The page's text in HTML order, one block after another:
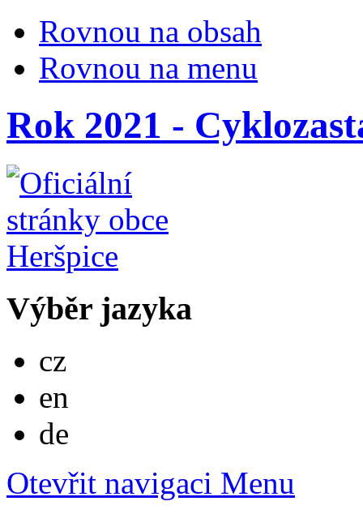
Rovnou na obsah
Rovnou na menu
Rok 2021 -
Výběr jazyka
cz
en
de
Otevřit navigaci Menu